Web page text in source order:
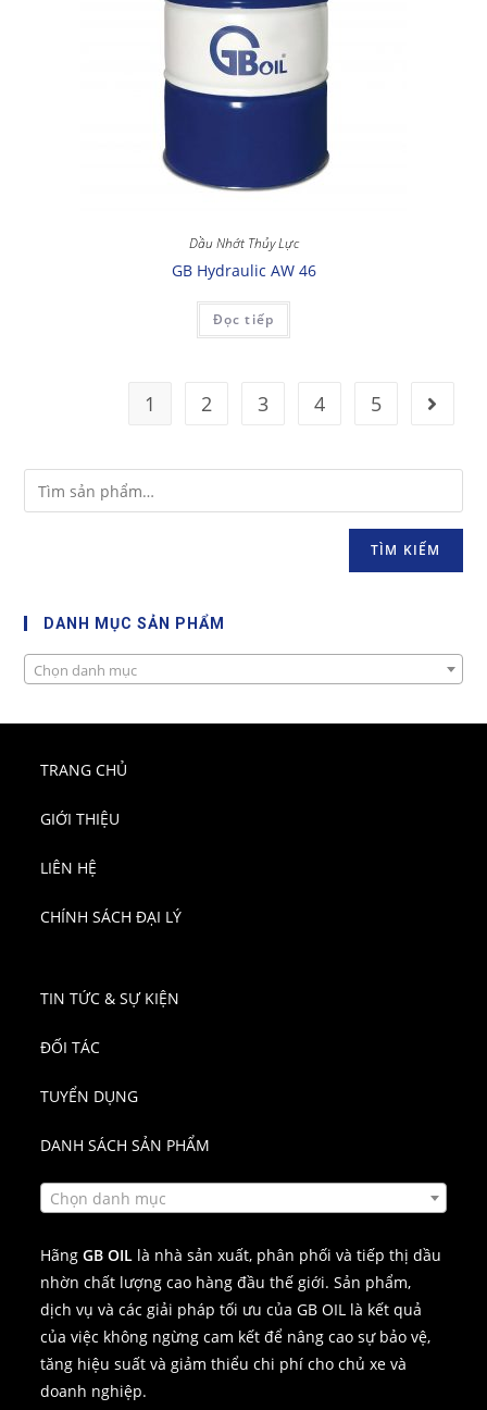
Dầu Nhớt Thủy Lực
GB Hydraulic AW 46
Đọc tiếp
1 2 3 4 5
TÌM KIẾM
DANH MỤC SẢN PHẨM
Chọn danh mục
TRANG CHỦ
GIỚI THIỆU
LIÊN HỆ
CHÍNH SÁCH ĐẠI LÝ
TIN TỨC & SỰ KIỆN
ĐỐI TÁC
TUYỂN DỤNG
DANH SÁCH SẢN PHẨM
Chọn danh mục
HãngGB OIL là nhà sản xuất, phân phối và tiếp thị dầu
nhờn chất lượng cao hàng đầu thế giới. Sản phẩm,
dịch vụ và các giải pháp tối ưu của GB OIL là kết quả
của việc không ngừng cam kết để nâng cao sự bảo vệ,
tăng hiệu suất và giảm thiểu chi phí cho chủ xe và
doanh nghiệp.